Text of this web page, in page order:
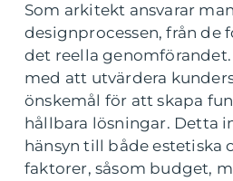
Som arkitekt ansvarar
designprocessen, från de
det reella
med att utvärdera
önskemål för att skapa
hållbara lösningar. Detta
hänsyn till både estetiska
faktorer, såsom budget,